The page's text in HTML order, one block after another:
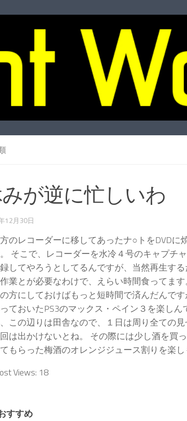
が逆に忙しいわ
12月30日
のレコーダーに移してあったナ○トをDVDに
そこで、レコーダーを水冷４号のキャプチ
してやろうとしてるんですが、当然再生す
業とが必要なわけで、えらい時間食ってま
方にしておけばもっと短時間で済んだんで
ておいたPS3のマックス・ペイン３を楽しん
この辺りは田舎なので、１日は周り全ての
は出かけないとね。 その際には少し酒を買
もらった梅酒のオレンジジュース割りを楽し
Views: 18
すすめ